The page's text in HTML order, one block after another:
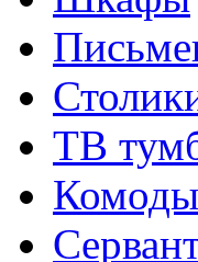
ТВ
Комоды